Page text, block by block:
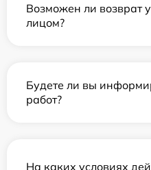
Возможен ли возврат
лицом?
Будете ли вы
работ?
На каких условиях